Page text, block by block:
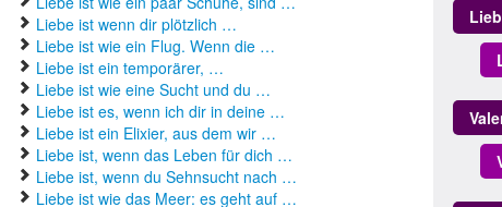
Liebe ist wenn dir plötzlich …
Liebe ist wie ein Flug. Wenn die …
Liebe ist ein temporärer, …
Liebe ist wie eine Sucht und du …
Liebe ist es, wenn ich dir in deine …
Liebe ist ein Elixier, aus dem wir …
Liebe ist, wenn das Leben für dich …
Liebe ist, wenn du Sehnsucht nach …
Liebe ist wie das Meer: es geht auf …